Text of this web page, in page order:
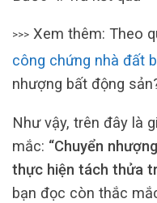
>>> Xem thêm: Theo
công chứng nhà đất
nhượng bất động
Như vậy, trên đây là
mắc: “Chuyển
thực hiện tách thửa
bạn đọc còn thắc